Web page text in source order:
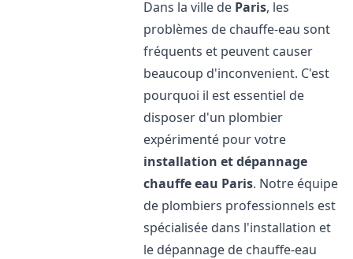
Dans la ville de Paris, les
problèmes de chauffe-eau sont
fréquents et peuvent causer
beaucoup d'inconvenient. C'est
pourquoi il est essentiel de
disposer d'un plombier
expérimenté pour votre
installation et dépannage
chauffe eau Paris. Notre équipe
de plombiers professionnels est
spécialisée dans l'installation et
le dépannage de chauffe-eau